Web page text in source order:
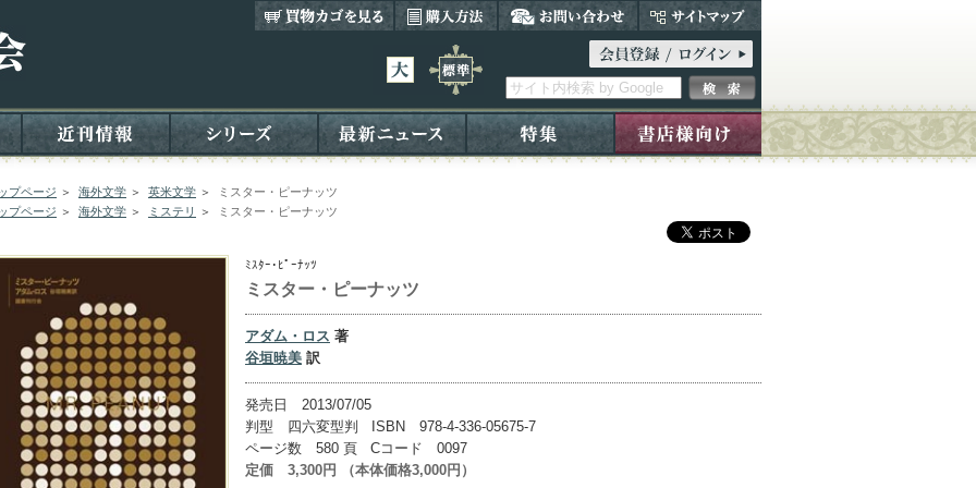
プページ ＞ 海外文学 ＞ 英米文学 ＞
ミスター・ピーナッツ
プページ ＞ 海外文学 ＞ ミステリ ＞ ミスター・ピーナッツ
ﾐｽﾀｰ･ﾋﾟｰﾅｯﾂ
ミスター・ピーナッツ
アダム・ロス 著
谷垣暁美 訳
発売日 2013/07/05
判型 四六変型判 ISBN 978-4-336-05675-7
ページ数 580 頁 Cコード 0097
定価 3,300円 （本体価格3,000円）